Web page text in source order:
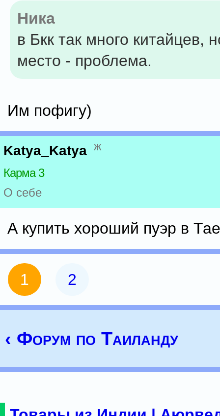
Ника
в Бкк так много китайцев,
место - проблема.
Им пофигу)
Katya_Katya ж
Карма 3
О себе
А купить хороший пуэр в
1 2
‹ Форум по Таиланду